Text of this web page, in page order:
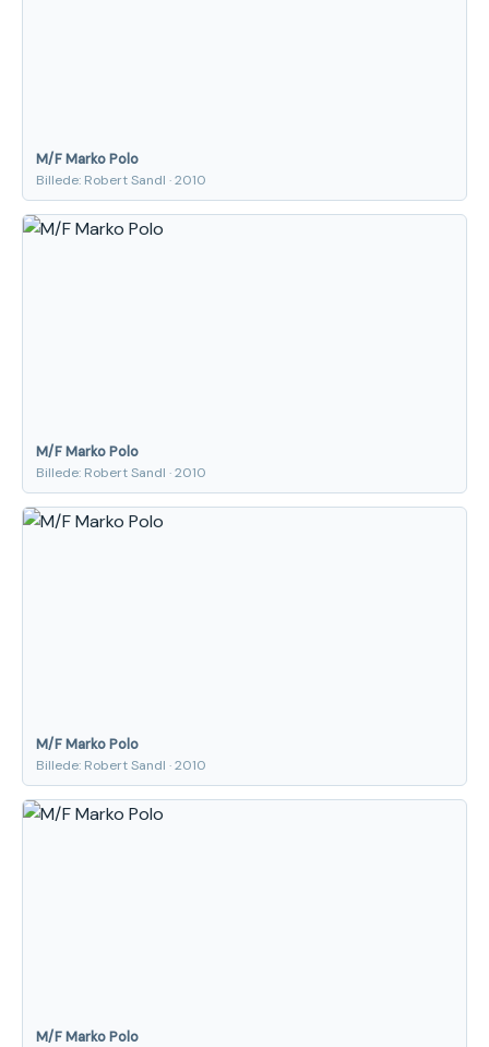
M/F Marko Polo
Billede: Robert Sandl · 2010
M/F Marko Polo
Billede: Robert Sandl · 2010
M/F Marko Polo
Billede: Robert Sandl · 2010
M/F Marko Polo